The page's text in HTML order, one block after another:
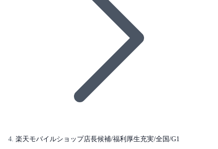
楽天モバイルショップ店長候補/福利厚生充実/全国/G1